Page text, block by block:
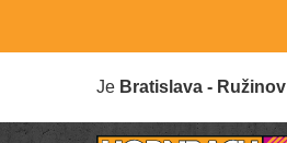
Je Bratislava - Ružinov